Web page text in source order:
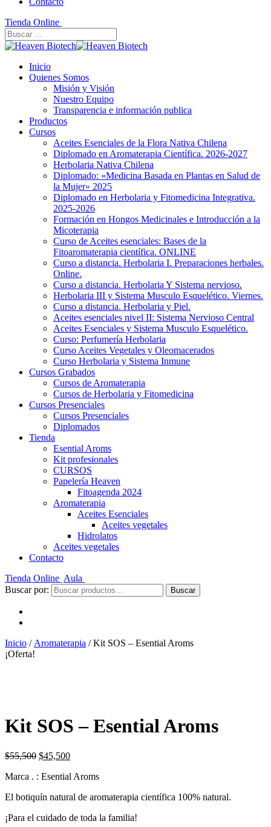
Tienda Online
Inicio
Quienes Somos
Misión y Visión
Nuestro Equipo
Transparencia e información publica
Productos
Cursos
Aceites Esenciales de la Flora Nativa Chilena
Diplomado en Aromaterapia Científica. 2026-2027
Herbolaria Nativa Chilena
Diplomado: «Medicina Basada en Plantas en Salud de
la Mujer» 2025
Diplomado en Herbolaria y Fitomedicina Integrativa.
2025-2026
Formación en Hongos Medicinales e Introducción a la
Micoterapia
Curso de Aceites esenciales: Bases de la
Fitoaromaterapia científica. ONLINE
Curso a distancia. Herbolaria I. Preparaciones herbales.
Online.
Curso a distancia. Herbolaria Y Sistema nervioso.
Herbolaria III y Sistema Musculo Esquelético. Viernes.
Curso a distancia. Herbolaria y Piel.
Aceites esenciales nivel II: Sistema Nervioso Central
Aceites Esenciales y Sistema Musculo Esquelético.
Curso: Perfumería Herbolaria
Curso Aceites Vegetales y Oleomacerados
Curso Herbolaria y Sistema Inmune
Cursos Grabados
Cursos de Aromaterapia
Cursos de Herbolaria y Fitomedicina
Cursos Presenciales
Cursos Presenciales
Diplomados
Tienda
Esential Aroms
Kit profesionales
CURSOS
Papelería Heaven
Fitoagenda 2024
Aromaterapia
Aceites Esenciales
Aceites vegetales
Hidrolatos
Aceites vegetales
Contacto
Tienda Online Aula
Buscar por:
Buscar
Inicio / Aromaterapia / Kit SOS – Esential Aroms
¡Oferta!
Kit SOS – Esential Aroms
$55,500 $45,500
Marca . : Esential Aroms
El botiquín natural de aromaterapia científica 100% natural.
¡Para el cuidado de toda la familia!